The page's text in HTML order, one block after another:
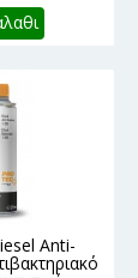
Anti-